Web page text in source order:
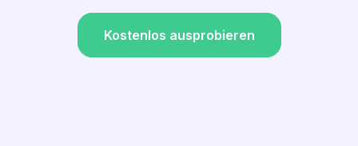
Kostenlos ausprobieren